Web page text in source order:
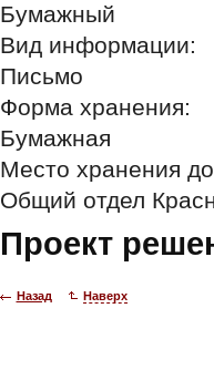
Бумажный
Вид информации:
Письмо
Форма хранения:
Бумажная
Место хранения
Общий отдел
Проект
Назад Наверх